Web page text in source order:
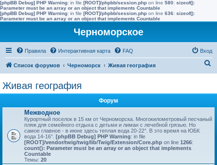
[phpBB Debug] PHP Warning: in file [ROOT]/phpbb/session.php on line 580: sizeof():
Parameter must be an array or an object that implements Countable
[phpBB Debug] PHP Warning: in file [ROOT]/phpbb/session.php on line 636: sizeof():
Parameter must be an array or an object that implements Countable
Черноморское
Правила Интерактивная карта FAQ Вход
Список форумов Черноморск Живая география
Живая география
Форум
Межводное
Курортный поселок в 15 км от Черноморска. Многокилометровый песчаный
пляж для семейного отдыха с детьми и лиман с лечебной грязью. Но
самое главное - в июне здесь теплая вода 20-22°. В это время на ЮБК
вода 14-16°. [phpBB Debug] PHP Warning: in file
[ROOT]/vendor/twig/twig/lib/Twig/Extension/Core.php on line 1266:
count(): Parameter must be an array or an object that implements
Countable
Темы: 20